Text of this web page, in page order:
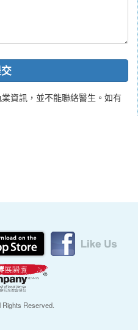
資訊，並不能聯絡醫生。如有
Reserved.